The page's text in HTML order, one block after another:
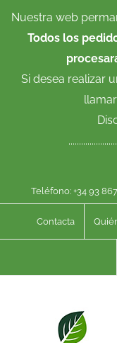
Nuestra web
Todos los
Si desea realizar
Teléfono: +34 93
Contacta